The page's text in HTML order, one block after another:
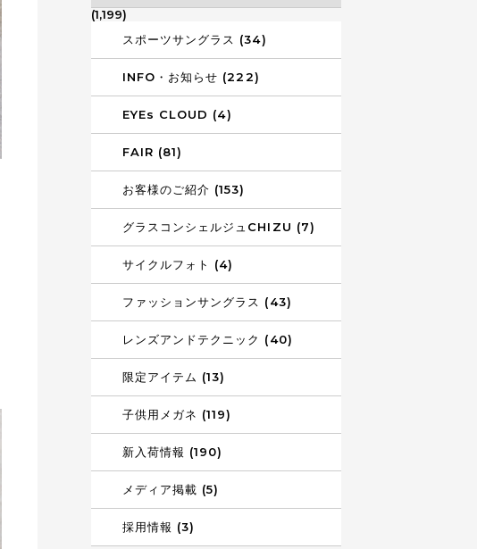
(1,199)
スポーツサングラス (34)
INFO・お知らせ (222)
EYEs CLOUD (4)
FAIR (81)
お客様のご紹介 (153)
グラスコンシェルジュCHIZU (7)
サイクルフォト (4)
ファッションサングラス (43)
レンズアンドテクニック (40)
限定アイテム (13)
子供用メガネ (119)
新入荷情報 (190)
メディア掲載 (5)
採用情報 (3)